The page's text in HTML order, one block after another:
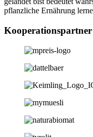
pflanzliche Ernährung
Kooperationspartner